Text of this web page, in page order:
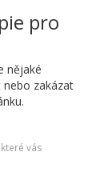
pro
nějaké
zakázat
vás